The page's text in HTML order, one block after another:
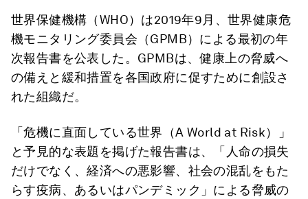
世界保健機構（WHO）は2019年9月、世界健康危
機モニタリング委員会（GPMB）による最初の年
次報告書を公表した。GPMBは、健康上の脅威へ
の備えと緩和措置を各国政府に促すために創設さ
れた組織だ。
「危機に直面している世界（A World at Risk）」
と予見的な表題を掲げた報告書は、「人命の損失
だけでなく、経済への悪影響、社会の混乱をもた
らす疫病、あるいはパンデミック」による脅威の